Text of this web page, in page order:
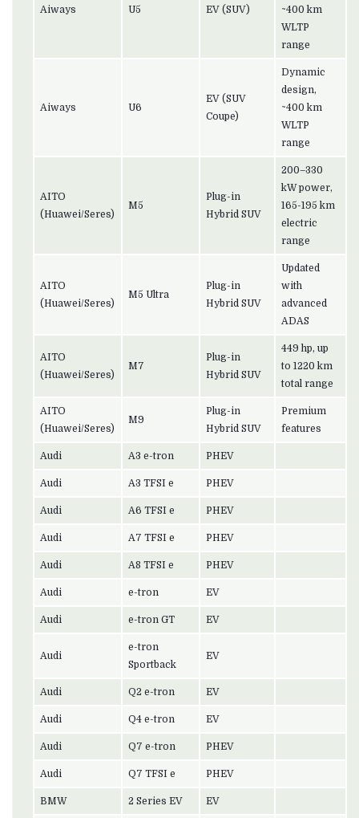
Aiways U5 EV (SUV)
~400 km
WLTP
range
Aiways U6
EV (SUV
Coupe)
Dynamic
design,
~400 km
WLTP
range
AITO
(Huawei/Seres)
M5
Plug-in
Hybrid SUV
200–330
kW power,
165-195 km
electric
range
AITO
(Huawei/Seres)
M5 Ultra
Plug-in
Hybrid SUV
Updated
with
advanced
ADAS
AITO
(Huawei/Seres)
M7
Plug-in
Hybrid SUV
449 hp, up
to 1220 km
total range
AITO
(Huawei/Seres)
M9
Plug-in
Hybrid SUV
Premium
features
Audi A3 e-tron PHEV
Audi A3 TFSI e PHEV
Audi A6 TFSI e PHEV
Audi A7 TFSI e PHEV
Audi A8 TFSI e PHEV
Audi e-tron EV
Audi e-tron GT EV
Audi
e-tron
Sportback
EV
Audi Q2 e-tron EV
Audi Q4 e-tron EV
Audi Q7 e-tron PHEV
Audi Q7 TFSI e PHEV
BMW 2 Series EV EV